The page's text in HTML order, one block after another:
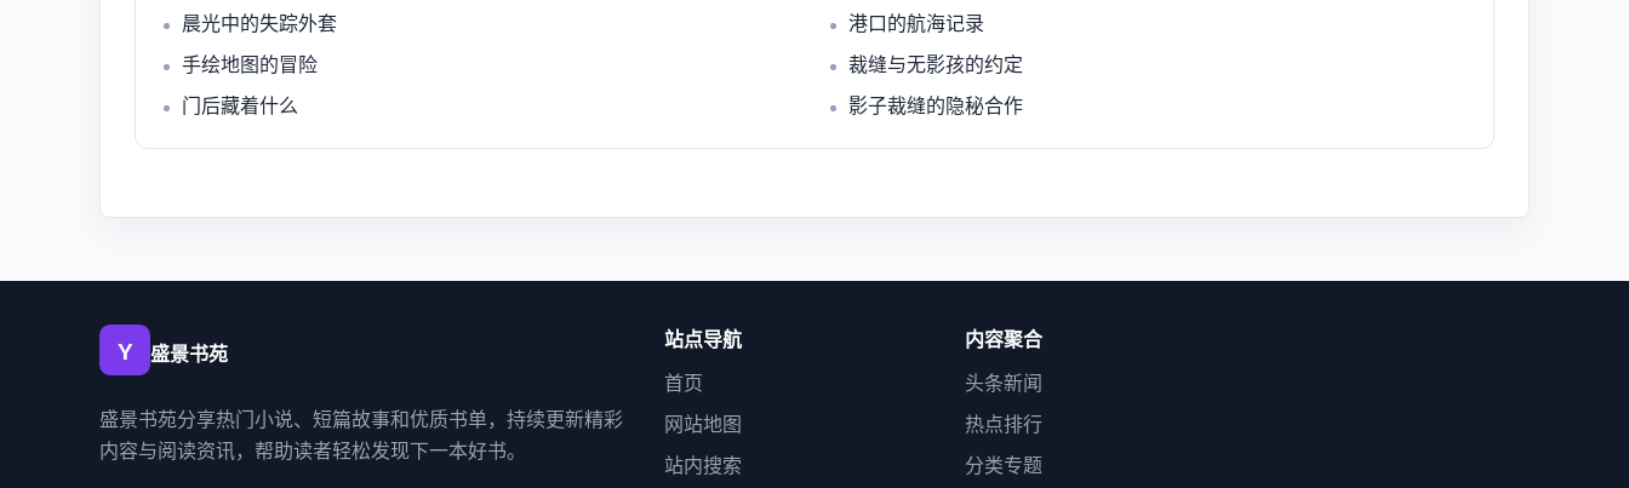
晨光中的失踪外套
港口的航海记录
手绘地图的冒险
裁缝与无影孩的约定
门后藏着什么
影子裁缝的隐秘合作
盛景书苑
盛景书苑分享热门小说、短篇故事和优质书单，持续更新精彩
内容与阅读资讯，帮助读者轻松发现下一本好书。
站点导航
首页
网站地图
站内搜索
内容聚合
头条新闻
热点排行
分类专题